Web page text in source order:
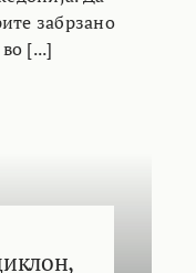
забрзано
[...]